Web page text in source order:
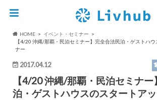
HOME
イベント・セミナー
【4/20 沖縄/那覇・民泊セミナー】完全合法民泊・ゲストハウ
ナー
2017.04.12
【4/20 沖縄/那覇・民泊セミナ
泊・ゲストハウスのスタートア